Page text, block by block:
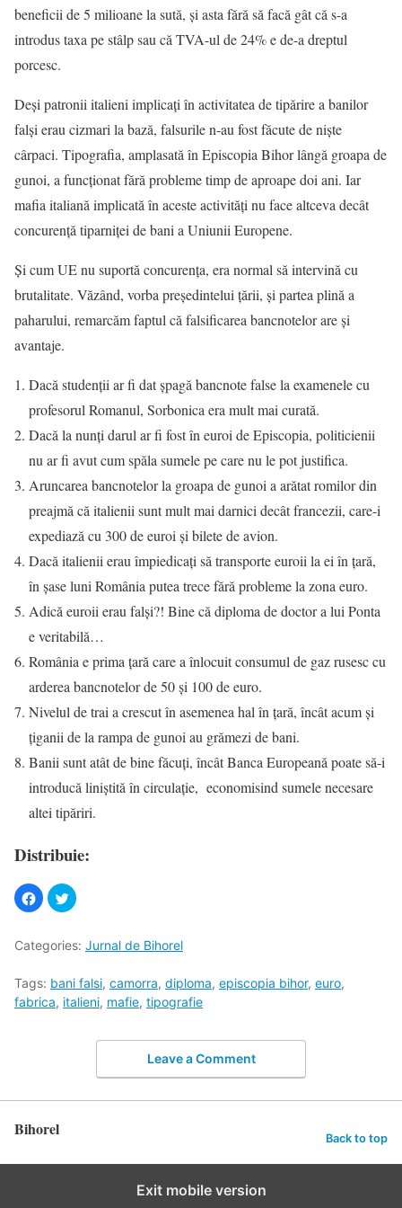
beneficii de 5 milioane la sută, şi asta fără să facă gât că s-a
introdus taxa pe stâlp sau că TVA-ul de 24% e de-a dreptul
porcesc.
Deşi patronii italieni implicaţi în activitatea de tipărire a banilor
falşi erau cizmari la bază, falsurile n-au fost făcute de nişte
cârpaci. Tipografia, amplasată în Episcopia Bihor lângă groapa de
gunoi, a funcţionat fără probleme timp de aproape doi ani. Iar
mafia italiană implicată în aceste activităţi nu face altceva decât
concurenţă tiparniţei de bani a Uniunii Europene.
Şi cum UE nu suportă concurenţa, era normal să intervină cu
brutalitate. Văzând, vorba preşedintelui ţării, şi partea plină a
paharului, remarcăm faptul că falsificarea bancnotelor are şi
avantaje.
Dacă studenţii ar fi dat şpagă bancnote false la examenele cu
profesorul Romanul, Sorbonica era mult mai curată.
Dacă la nunţi darul ar fi fost în euroi de Episcopia, politicienii
nu ar fi avut cum spăla sumele pe care nu le pot justifica.
Aruncarea bancnotelor la groapa de gunoi a arătat romilor din
preajmă că italienii sunt mult mai darnici decât francezii, care-i
expediază cu 300 de euroi şi bilete de avion.
Dacă italienii erau împiedicaţi să transporte euroii la ei în ţară,
în şase luni România putea trece fără probleme la zona euro.
Adică euroii erau falşi?! Bine că diploma de doctor a lui Ponta
e veritabilă…
România e prima ţară care a înlocuit consumul de gaz rusesc cu
arderea bancnotelor de 50 şi 100 de euro.
Nivelul de trai a crescut în asemenea hal în ţară, încât acum şi
ţiganii de la rampa de gunoi au grămezi de bani.
Banii sunt atât de bine făcuţi, încât Banca Europeană poate să-i
introducă liniştită în circulaţie, economisind sumele necesare
altei tipăriri.
Distribuie:
Categories: Jurnal de Bihorel
Tags: bani falsi, camorra, diploma, episcopia bihor, euro,
fabrica, italieni, mafie, tipografie
Leave a Comment
Bihorel Back to top
Exit mobile version